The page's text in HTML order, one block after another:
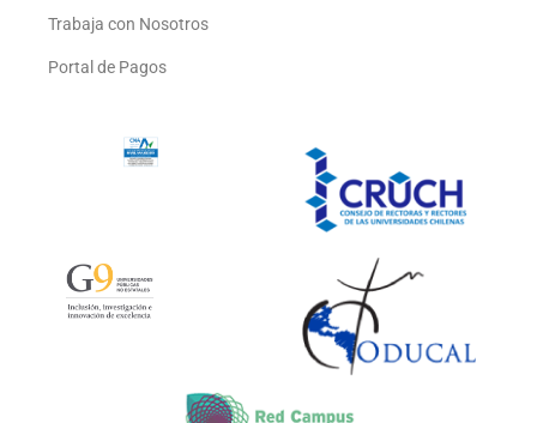
Trabaja con Nosotros
Portal de Pagos